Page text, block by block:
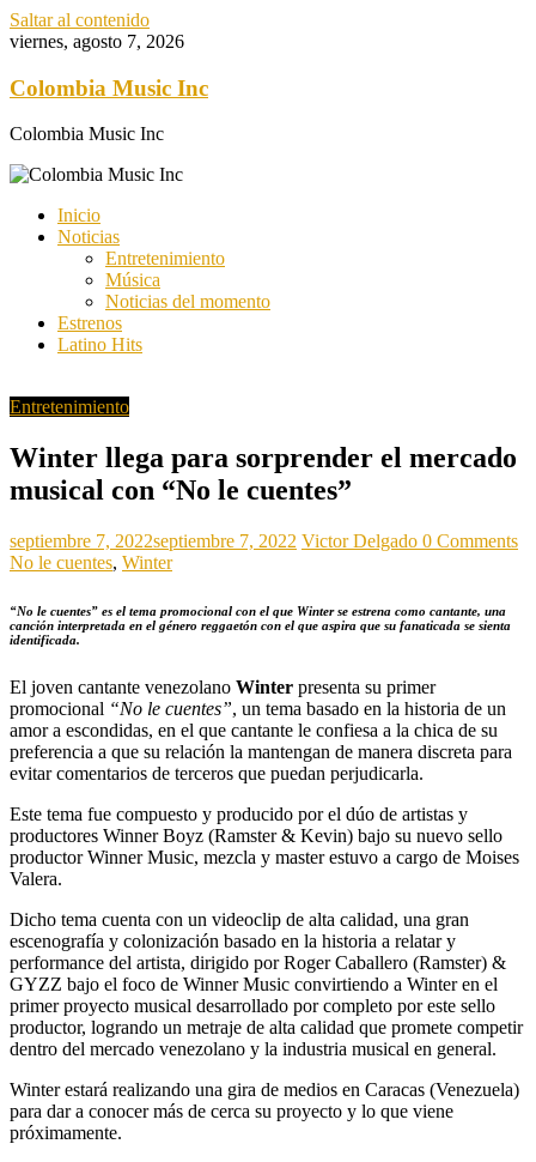
Saltar al contenido
viernes, agosto 7, 2026
Colombia Music Inc
Colombia Music Inc
Inicio
Noticias
Entretenimiento
Música
Noticias del momento
Estrenos
Latino Hits
Entretenimiento
Winter llega para sorprender el mercado
musical con “No le cuentes”
septiembre 7, 2022septiembre 7, 2022 Victor Delgado 0 Comments
No le cuentes, Winter
“No le cuentes” es el tema promocional con el que Winter se estrena como cantante, una
canción interpretada en el género reggaetón con el que aspira que su fanaticada se sienta
identificada.
El joven cantante venezolano Winter presenta su primer
promocional “No le cuentes”, un tema basado en la historia de un
amor a escondidas, en el que cantante le confiesa a la chica de su
preferencia a que su relación la mantengan de manera discreta para
evitar comentarios de terceros que puedan perjudicarla.
Este tema fue compuesto y producido por el dúo de artistas y
productores Winner Boyz (Ramster & Kevin) bajo su nuevo sello
productor Winner Music, mezcla y master estuvo a cargo de Moises
Valera.
Dicho tema cuenta con un videoclip de alta calidad, una gran
escenografía y colonización basado en la historia a relatar y
performance del artista, dirigido por Roger Caballero (Ramster) &
GYZZ bajo el foco de Winner Music convirtiendo a Winter en el
primer proyecto musical desarrollado por completo por este sello
productor, logrando un metraje de alta calidad que promete competir
dentro del mercado venezolano y la industria musical en general.
Winter estará realizando una gira de medios en Caracas (Venezuela)
para dar a conocer más de cerca su proyecto y lo que viene
próximamente.